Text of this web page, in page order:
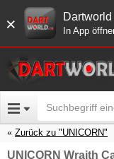
× Dartworld
In App
Zurück zu "UNICORN"
UNICORN Wraith